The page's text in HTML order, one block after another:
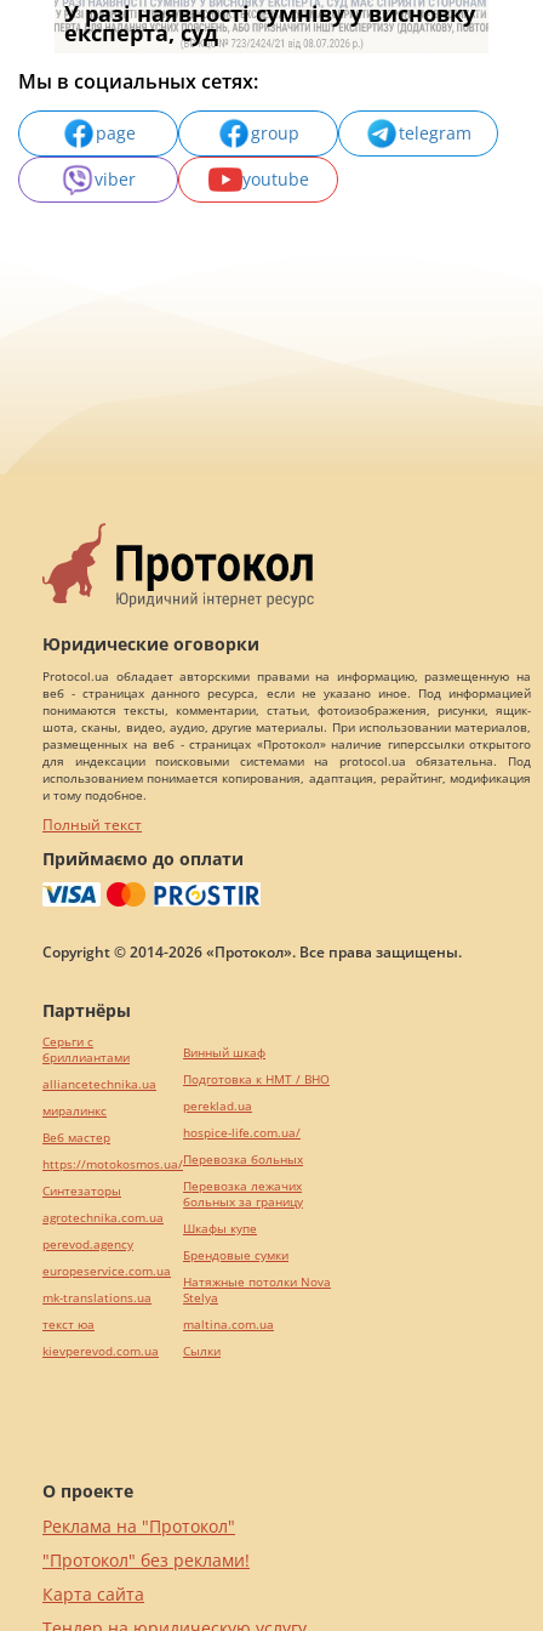
У разі наявності сумніву у висновку
експерта, суд
Мы в социальных сетях:
page group
telegram
viber
youtube
Юридические оговорки
Protocol.ua обладает авторскими правами на информацию, размещенную на
веб - страницах данного ресурса, если не указано иное. Под информацией
понимаются тексты, комментарии, статьи, фотоизображения, рисунки, ящик-
шота, сканы, видео, аудио, другие материалы. При использовании материалов,
размещенных на веб - страницах «Протокол» наличие гиперссылки открытого
для индексации поисковыми системами на protocol.ua обязательна. Под
использованием понимается копирования, адаптация, рерайтинг, модификация
и тому подобное.
Полный текст
Приймаємо до оплати
Copyright © 2014-2026 «Протокол». Все права защищены.
О проекте
Реклама на "Протокол"
"Протокол" без реклами!
Карта сайта
Партнёры
Серьги с
бриллиантами
alliancetechnika.ua
миралинкс
Веб мастер
https://motokosmos.ua/
Синтезаторы
agrotechnika.com.ua
perevod.agency
europeservice.com.ua
mk-translations.ua
текст юа
kievperevod.com.ua
Винный шкаф
Подготовка к НМТ / ВНО
pereklad.ua
hospice-life.com.ua/
Перевозка больных
Перевозка лежачих
больных за границу
Шкафы купе
Брендовые сумки
Натяжные потолки Nova
Stelya
maltina.com.ua
Cылки